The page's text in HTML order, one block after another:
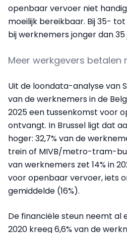
openbaar vervoer niet
moeilijk bereikbaar. Bij 35-
bij werknemers jonger dan 35
Meer werkgevers betalen
Uit de loondata-analyse van
van de werknemers in de
2025 een tussenkomst voor
ontvangt. In Brussel ligt dat
hoger: 32,7% van de
trein of MIVB/metro-tram-
van werknemers zet 14% in
voor openbaar vervoer, iets
gemiddelde (16%).
De financiële steun neemt al
2020 kreeg 6,6% van de